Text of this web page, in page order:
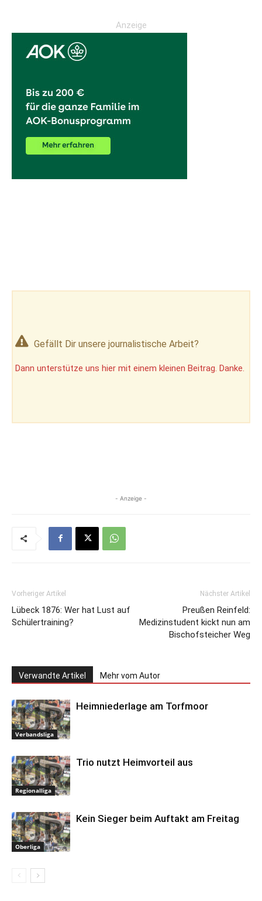
Anzeige
Gefällt Dir unsere journalistische Arbeit?
Dann unterstütze uns hier mit einem kleinen Beitrag. Danke.
- Anzeige -
Vorheriger Artikel
Lübeck 1876: Wer hat Lust auf
Schülertraining?
Nächster Artikel
Preußen Reinfeld:
Medizinstudent kickt nun am
Bischofsteicher Weg
Verwandte Artikel Mehr vom Autor
Verbandsliga
Heimniederlage am Torfmoor
Regionalliga
Trio nutzt Heimvorteil aus
Oberliga
Kein Sieger beim Auftakt am Freitag